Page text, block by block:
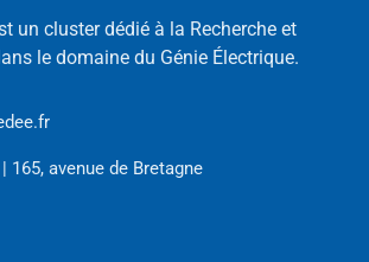
un cluster dédié à la Recherche et
le domaine du Génie Électrique.
165, avenue de Bretagne